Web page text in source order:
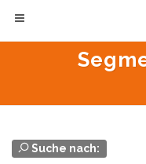
Suche nach: